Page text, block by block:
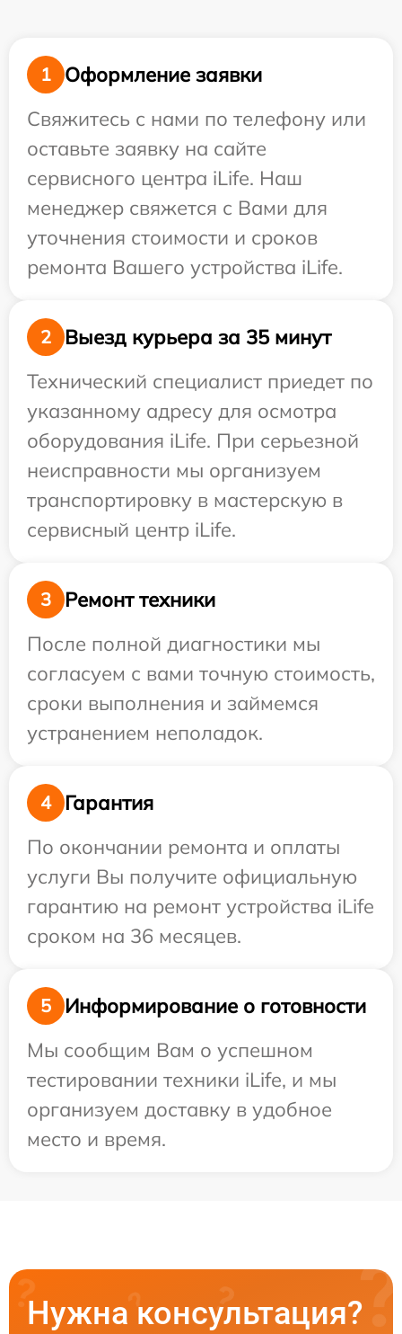
1
Оформление заявки
Свяжитесь с нами по телефону или
оставьте заявку на сайте
сервисного центра iLife. Наш
менеджер свяжется с Вами для
уточнения стоимости и сроков
ремонта Вашего устройства iLife.
2
Выезд курьера за 35 минут
Технический специалист приедет по
указанному адресу для осмотра
оборудования iLife. При серьезной
неисправности мы организуем
транспортировку в мастерскую в
сервисный центр iLife.
3
Ремонт техники
После полной диагностики мы
согласуем с вами точную стоимость,
сроки выполнения и займемся
устранением неполадок.
4
Гарантия
По окончании ремонта и оплаты
услуги Вы получите официальную
гарантию на ремонт устройства iLife
сроком на 36 месяцев.
5
Информирование о готовности
Мы сообщим Вам о успешном
тестировании техники iLife, и мы
организуем доставку в удобное
место и время.
Нужна консультация?